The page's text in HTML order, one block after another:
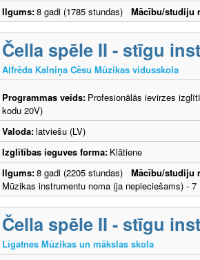
Ilgums:8 gadi (1785 stundas) Mācību/studiju
Čella spēle II - stīgu
Alfrēda Kalniņa Cēsu Mūzikas vidusskola
Programmas veids: Profesionālās ievirzes
kodu 20V)
Valoda:latviešu (LV)
Izglītības ieguves forma: Klātiene
Ilgums:8 gadi (2205 stundas) Mācību/studiju
Mūzikas instrumentu noma (ja nepieciešams) -
Čella spēle II - stīgu
Līgatnes Mūzikas un mākslas skola